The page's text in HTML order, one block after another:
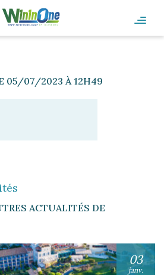
05/07/2023 À 12H49
ACTUALITÉS DE
03
janv.